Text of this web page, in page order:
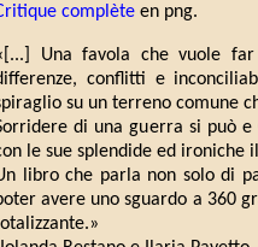
complète en png.
Una favola che vuole
conflitti e
su un terreno comune
di una guerra si può
le sue splendide ed ironiche
libro che parla non solo di
avere uno sguardo a 360